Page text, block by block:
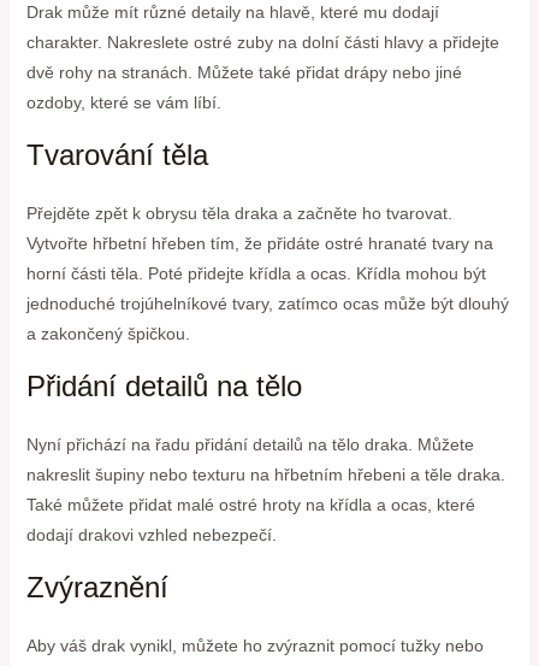
Drak může mít různé detaily na hlavě, které mu dodají
charakter. Nakreslete ostré zuby na dolní části hlavy a přidejte
dvě rohy na stranách. Můžete také přidat drápy nebo jiné
ozdoby, které se vám líbí.
Tvarování těla
Přejděte zpět k obrysu těla draka a začněte ho tvarovat.
Vytvořte hřbetní hřeben tím, že přidáte ostré hranaté tvary na
horní části těla. Poté přidejte křídla a ocas. Křídla mohou být
jednoduché trojúhelníkové tvary, zatímco ocas může být dlouhý
a zakončený špičkou.
Přidání detailů na tělo
Nyní přichází na řadu přidání detailů na tělo draka. Můžete
nakreslit šupiny nebo texturu na hřbetním hřebeni a těle draka.
Také můžete přidat malé ostré hroty na křídla a ocas, které
dodají drakovi vzhled nebezpečí.
Zvýraznění
Aby váš drak vynikl, můžete ho zvýraznit pomocí tužky nebo